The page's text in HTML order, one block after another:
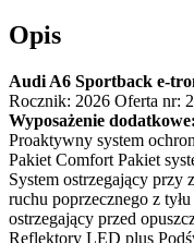
Opis
Audi A6 Sportback e-
Rocznik: 2026 Oferta nr:
Wyposażenie dodatkowe:
Proaktywny system
Pakiet Comfort Pakiet
System ostrzegający przy
ruchu poprzecznego z
ostrzegający przed
Reflektory LED plus